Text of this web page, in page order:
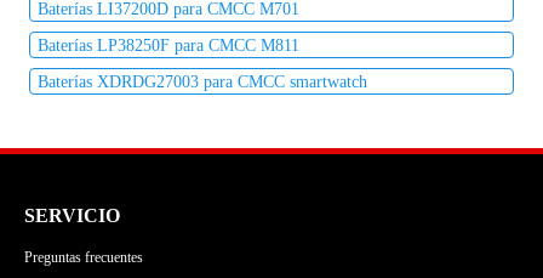
Baterías LI37200D para CMCC M701
Baterías LP38250F para CMCC M811
Baterías XDRDG27003 para CMCC smartwatch
SERVICIO
Preguntas frecuentes